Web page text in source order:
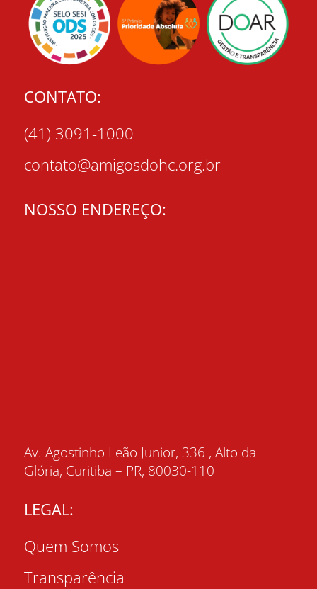
CONTATO:
(41) 3091-1000
contato@amigosdohc.org.br
NOSSO ENDEREÇO:
Av. Agostinho Leão Junior, 336 , Alto da
Glória, Curitiba – PR, 80030-110
LEGAL:
Quem Somos
Transparência